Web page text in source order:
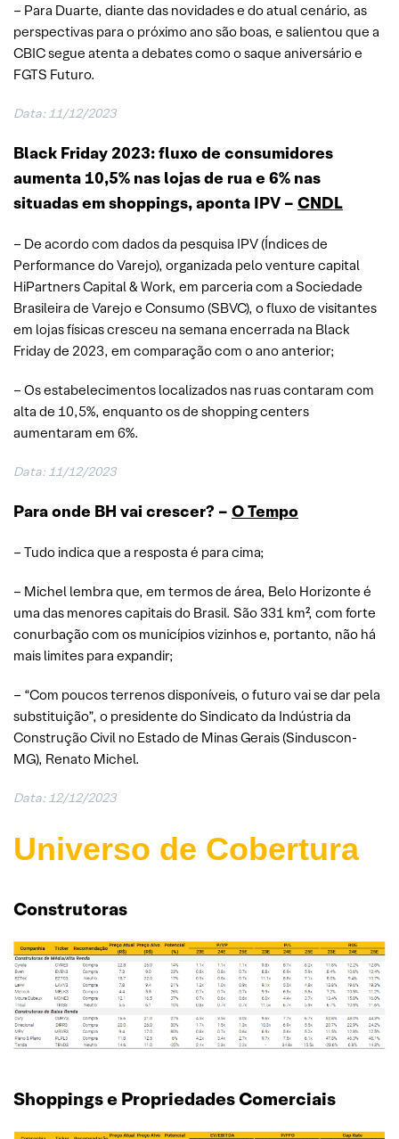
– Para Duarte, diante das novidades e do atual cenário, as
perspectivas para o próximo ano são boas, e salientou que a
CBIC segue atenta a debates como o saque aniversário e
FGTS Futuro.
Data: 11/12/2023
Black Friday 2023: fluxo de consumidores
aumenta 10,5% nas lojas de rua e 6% nas
situadas em shoppings, aponta IPV – CNDL
– De acordo com dados da pesquisa IPV (Índices de
Performance do Varejo), organizada pelo venture capital
HiPartners Capital & Work, em parceria com a Sociedade
Brasileira de Varejo e Consumo (SBVC), o fluxo de visitantes
em lojas físicas cresceu na semana encerrada na Black
Friday de 2023, em comparação com o ano anterior;
– Os estabelecimentos localizados nas ruas contaram com
alta de 10,5%, enquanto os de shopping centers
aumentaram em 6%.
Data: 11/12/2023
Para onde BH vai crescer? – O Tempo
– Tudo indica que a resposta é para cima;
– Michel lembra que, em termos de área, Belo Horizonte é
uma das menores capitais do Brasil. São 331 km², com forte
conurbação com os municípios vizinhos e, portanto, não há
mais limites para expandir;
– “Com poucos terrenos disponíveis, o futuro vai se dar pela
substituição”, o presidente do Sindicato da Indústria da
Construção Civil no Estado de Minas Gerais (Sinduscon-
MG), Renato Michel.
Data: 12/12/2023
Universo de Cobertura
Construtoras
Shoppings e Propriedades Comerciais